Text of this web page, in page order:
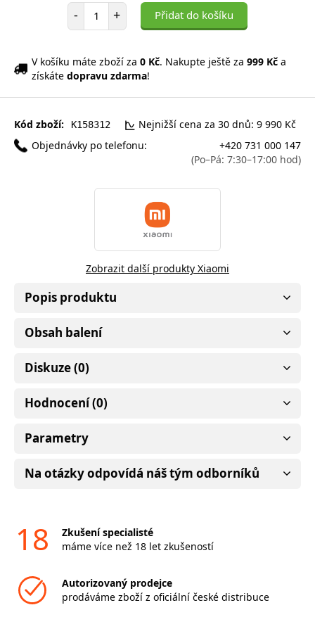
- Počet položek
+ Přidat do košíku
V košíku máte zboží za 0 Kč. Nakupte ještě za 999 Kč a
získáte dopravu zdarma!
Kód zboží: K158312
Nejnižší cena za 30 dnů: 9 990 Kč
Objednávky po telefonu:
+420 731 000 147
(Po–Pá: 7:30–17:00 hod)
Zobrazit další produkty Xiaomi
Popis produktu
Obsah balení
Diskuze (0)
Hodnocení (0)
Parametry
Na otázky odpovídá náš tým odborníků
18
Zkušení specialisté
máme více než 18 let zkušeností
Autorizovaný prodejce
prodáváme zboží z oficiální české distribuce